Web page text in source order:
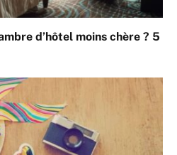
d’hôtel moins chère ? 5